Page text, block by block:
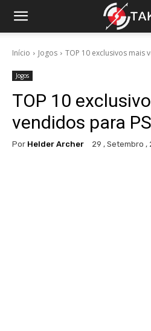
Início Jogos TOP 10 exclusivos mais
Jogos
TOP 10
vendidos para
Por Helder Archer 29 , Setembro ,